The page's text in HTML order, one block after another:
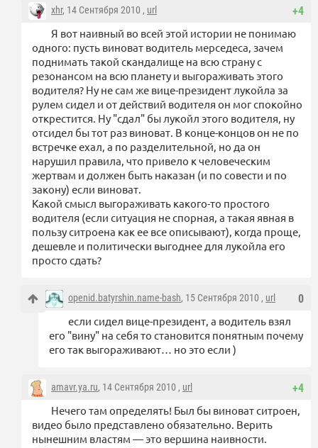
+4
xhr, 14 Сентября 2010 , url
Я вот наивный во всей этой истории не понимаю
одного: пусть виноват водитель мерседеса, зачем
поднимать такой скандалище на всю страну с
резонансом на всю планету и выгораживать этого
водителя? Ну не сам же вице-президент лукойла за
рулем сидел и от действий водителя он мог спокойно
открестится. Ну "сдал" бы лукойл этого водителя, ну
отсидел бы тот раз виноват. В конце-концов он не по
встречке ехал, а по разделительной, но да он
нарушил правила, что привело к человеческим
жертвам и должен быть наказан (и по совести и по
закону) если виноват.
Какой смысл выгораживать какого-то простого
водителя (если ситуация не спорная, а такая явная в
пользу ситроена как ее все описывают), когда проще,
дешевле и политически выгоднее для лукойла его
просто сдать?
0
openid.batyrshin.name-bash, 15 Сентября 2010 , url
если сидел вице-президент, а водитель взял
его "вину" на себя то становится понятным почему
его так выгораживают… но это если )
+4
amavr.ya.ru, 14 Сентября 2010 , url
Нечего там определять! Был бы виноват ситроен,
видео было представлено обязательно. Верить
нынешним властям — это вершина наивности.